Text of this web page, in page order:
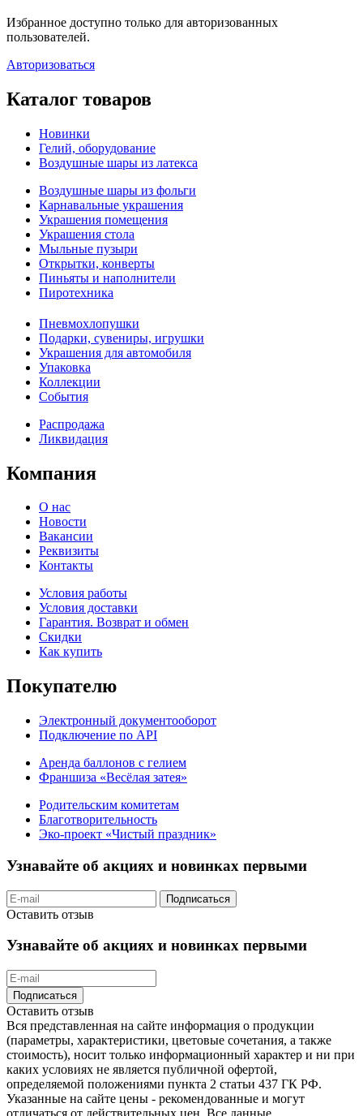
Избранное доступно только для авторизованных
пользователей.
Авторизоваться
Каталог товаров
Новинки
Гелий, оборудование
Воздушные шары из латекса
Воздушные шары из фольги
Карнавальные украшения
Украшения помещения
Украшения стола
Мыльные пузыри
Открытки, конверты
Пиньяты и наполнители
Пиротехника
Пневмохлопушки
Подарки, сувениры, игрушки
Украшения для автомобиля
Упаковка
Коллекции
События
Распродажа
Ликвидация
Компания
О нас
Новости
Вакансии
Реквизиты
Контакты
Условия работы
Условия доставки
Гарантия. Возврат и обмен
Скидки
Как купить
Покупателю
Электронный документооборот
Подключение по API
Аренда баллонов с гелием
Франшиза «Весёлая затея»
Родительским комитетам
Благотворительность
Эко-проект «Чистый праздник»
Узнавайте об акциях и новинках первыми
Подписаться
Оставить отзыв
Узнавайте об акциях и новинках первыми
Подписаться
Оставить отзыв
Вся представленная на сайте информация о продукции
(параметры, характеристики, цветовые сочетания, а также
стоимость), носит только информационный характер и ни при
каких условиях не является публичной офертой,
определяемой положениями пункта 2 статьи 437 ГК РФ.
Указанные на сайте цены - рекомендованные и могут
отличаться от действительных цен. Все данные,